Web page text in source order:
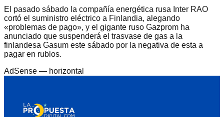
El pasado sábado la compañía energética rusa Inter RAO
cortó el suministro eléctrico a Finlandia, alegando
«problemas de pago», y el gigante ruso Gazprom ha
anunciado que suspenderá el trasvase de gas a la
finlandesa Gasum este sábado por la negativa de esta a
pagar en rublos.
AdSense — horizontal